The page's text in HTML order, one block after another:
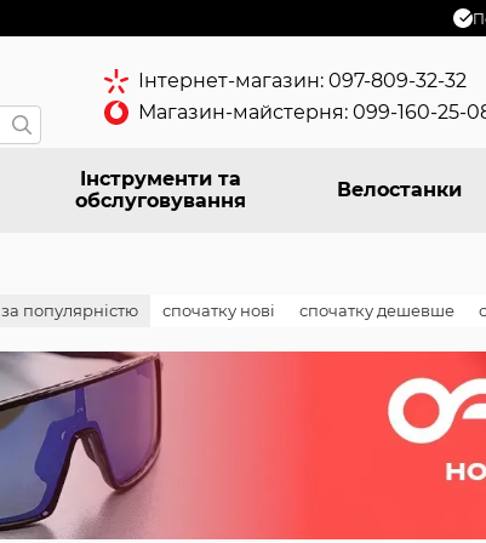
Інтернет-магазин: 097-809-32-32
Магазин-майстерня: 099-160-25-
Інструменти та
обслуговування
Велостанки
за популярністю спочатку нові спочатку дешевше